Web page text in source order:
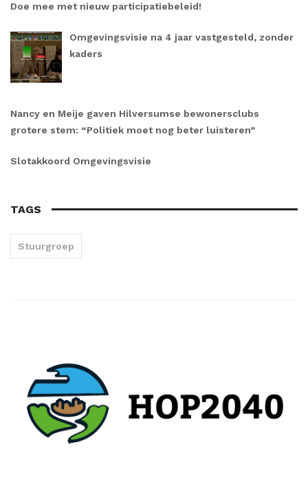
Doe mee met nieuw participatiebeleid!
Omgevingsvisie na 4 jaar vastgesteld, zonder
kaders
Nancy en Meije gaven Hilversumse bewonersclubs
grotere stem: “Politiek moet nog beter luisteren”
Slotakkoord Omgevingsvisie
TAGS
Stuurgroep